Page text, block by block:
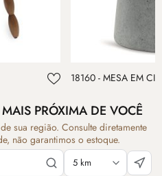
18160 - MESA EM
PRÓXIMA DE VOCÊ
sua região. Consulte diretamente
não garantimos o estoque.